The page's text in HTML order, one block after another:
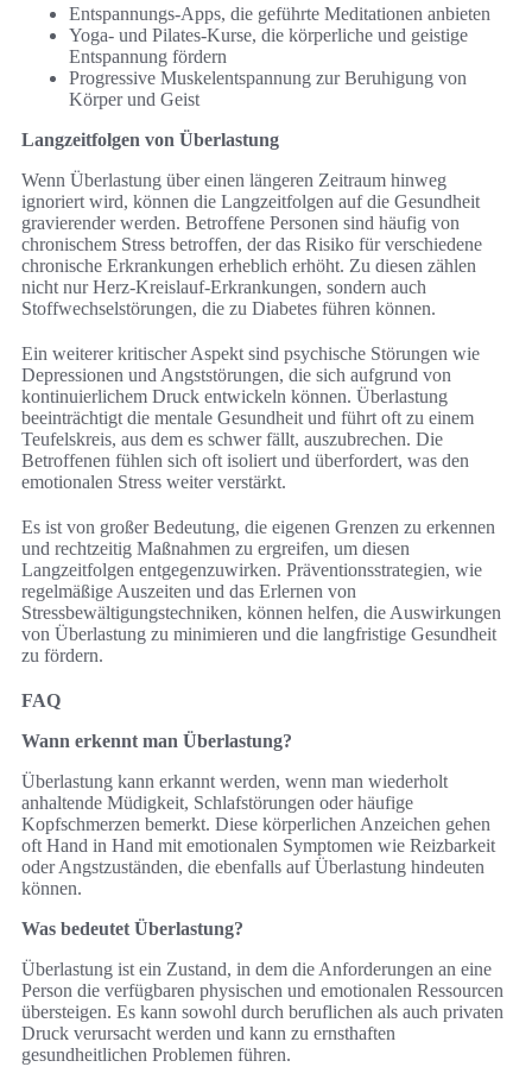
Entspannungs-Apps, die geführte Meditationen anbieten
Yoga- und Pilates-Kurse, die körperliche und geistige
Entspannung fördern
Progressive Muskelentspannung zur Beruhigung von
Körper und Geist
Langzeitfolgen von Überlastung
Wenn Überlastung über einen längeren Zeitraum hinweg
ignoriert wird, können die Langzeitfolgen auf die Gesundheit
gravierender werden. Betroffene Personen sind häufig von
chronischem Stress betroffen, der das Risiko für verschiedene
chronische Erkrankungen erheblich erhöht. Zu diesen zählen
nicht nur Herz-Kreislauf-Erkrankungen, sondern auch
Stoffwechselstörungen, die zu Diabetes führen können.
Ein weiterer kritischer Aspekt sind psychische Störungen wie
Depressionen und Angststörungen, die sich aufgrund von
kontinuierlichem Druck entwickeln können. Überlastung
beeinträchtigt die mentale Gesundheit und führt oft zu einem
Teufelskreis, aus dem es schwer fällt, auszubrechen. Die
Betroffenen fühlen sich oft isoliert und überfordert, was den
emotionalen Stress weiter verstärkt.
Es ist von großer Bedeutung, die eigenen Grenzen zu erkennen
und rechtzeitig Maßnahmen zu ergreifen, um diesen
Langzeitfolgen entgegenzuwirken. Präventionsstrategien, wie
regelmäßige Auszeiten und das Erlernen von
Stressbewältigungstechniken, können helfen, die Auswirkungen
von Überlastung zu minimieren und die langfristige Gesundheit
zu fördern.
FAQ
Wann erkennt man Überlastung?
Überlastung kann erkannt werden, wenn man wiederholt
anhaltende Müdigkeit, Schlafstörungen oder häufige
Kopfschmerzen bemerkt. Diese körperlichen Anzeichen gehen
oft Hand in Hand mit emotionalen Symptomen wie Reizbarkeit
oder Angstzuständen, die ebenfalls auf Überlastung hindeuten
können.
Was bedeutet Überlastung?
Überlastung ist ein Zustand, in dem die Anforderungen an eine
Person die verfügbaren physischen und emotionalen Ressourcen
übersteigen. Es kann sowohl durch beruflichen als auch privaten
Druck verursacht werden und kann zu ernsthaften
gesundheitlichen Problemen führen.